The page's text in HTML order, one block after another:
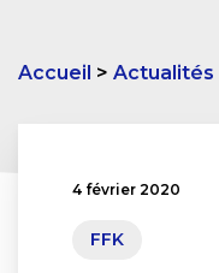
Accueil Actualités
4 février 2020
FFK